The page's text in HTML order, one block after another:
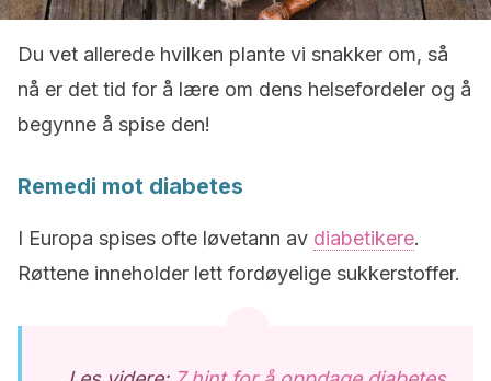
Du vet allerede hvilken plante vi snakker om, så
nå er det tid for å lære om dens helsefordeler og å
begynne å spise den!
Remedi mot diabetes
I Europa spises ofte løvetann av diabetikere.
Røttene inneholder lett fordøyelige sukkerstoffer.